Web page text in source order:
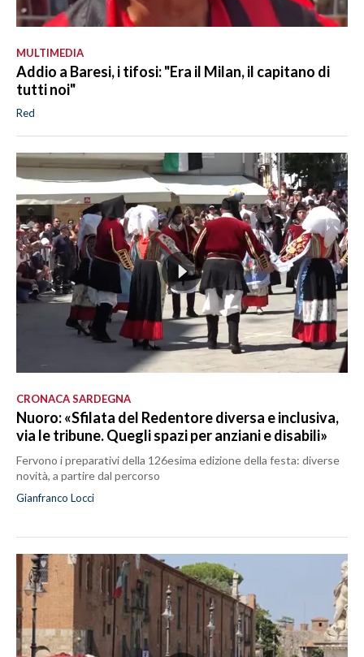
MULTIMEDIA
Addio a Baresi, i tifosi: "Era il Milan, il capitano di
tutti noi"
Red
CRONACA SARDEGNA
Nuoro: «Sfilata del Redentore diversa e inclusiva,
via le tribune. Quegli spazi per anziani e disabili»
Fervono i preparativi della 126esima edizione della festa: diverse
novità, a partire dal percorso
Gianfranco Locci